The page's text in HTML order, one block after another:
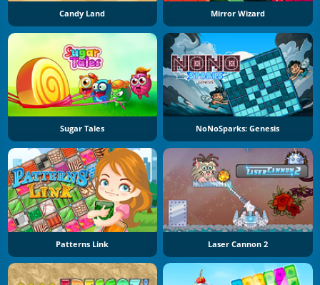
Candy Land Mirror Wizard
Sugar Tales NoNoSparks: Genesis
Patterns Link Laser Cannon 2